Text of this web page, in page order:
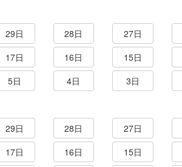
29日 28日 27日
17日 16日 15日
5日 4日 3日
29日 28日 27日
17日 16日 15日